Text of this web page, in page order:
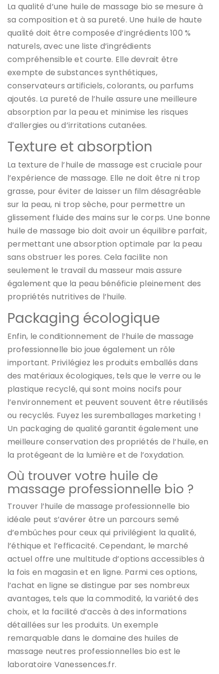
La qualité d’une huile de massage bio se mesure à
sa composition et à sa pureté. Une huile de haute
qualité doit être composée d’ingrédients 100 %
naturels, avec une liste d’ingrédients
compréhensible et courte. Elle devrait être
exempte de substances synthétiques,
conservateurs artificiels, colorants, ou parfums
ajoutés. La pureté de l’huile assure une meilleure
absorption par la peau et minimise les risques
d’allergies ou d’irritations cutanées.
Texture et absorption
La texture de l’huile de massage est cruciale pour
l’expérience de massage. Elle ne doit être ni trop
grasse, pour éviter de laisser un film désagréable
sur la peau, ni trop sèche, pour permettre un
glissement fluide des mains sur le corps. Une bonne
huile de massage bio doit avoir un équilibre parfait,
permettant une absorption optimale par la peau
sans obstruer les pores. Cela facilite non
seulement le travail du masseur mais assure
également que la peau bénéficie pleinement des
propriétés nutritives de l’huile.
Packaging écologique
Enfin, le conditionnement de l’huile de massage
professionnelle bio joue également un rôle
important. Privilégiez les produits emballés dans
des matériaux écologiques, tels que le verre ou le
plastique recyclé, qui sont moins nocifs pour
l’environnement et peuvent souvent être réutilisés
ou recyclés. Fuyez les suremballages marketing !
Un packaging de qualité garantit également une
meilleure conservation des propriétés de l’huile, en
la protégeant de la lumière et de l’oxydation.
Où trouver votre huile de
massage professionnelle bio ?
Trouver l’huile de massage professionnelle bio
idéale peut s’avérer être un parcours semé
d’embûches pour ceux qui privilégient la qualité,
l’éthique et l’efficacité. Cependant, le marché
actuel offre une multitude d’options accessibles à
la fois en magasin et en ligne. Parmi ces options,
l’achat en ligne se distingue par ses nombreux
avantages, tels que la commodité, la variété des
choix, et la facilité d’accès à des informations
détaillées sur les produits. Un exemple
remarquable dans le domaine des huiles de
massage neutres professionnelles bio est le
laboratoire Vanessences.fr.